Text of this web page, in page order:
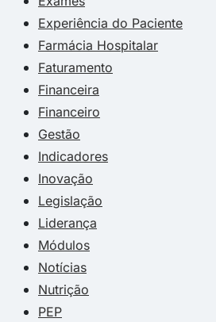
Experiência do Paciente
Farmácia Hospitalar
Faturamento
Financeira
Financeiro
Gestão
Indicadores
Inovação
Legislação
Liderança
Módulos
Notícias
Nutrição
PEP